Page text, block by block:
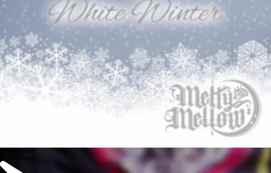
White Winter